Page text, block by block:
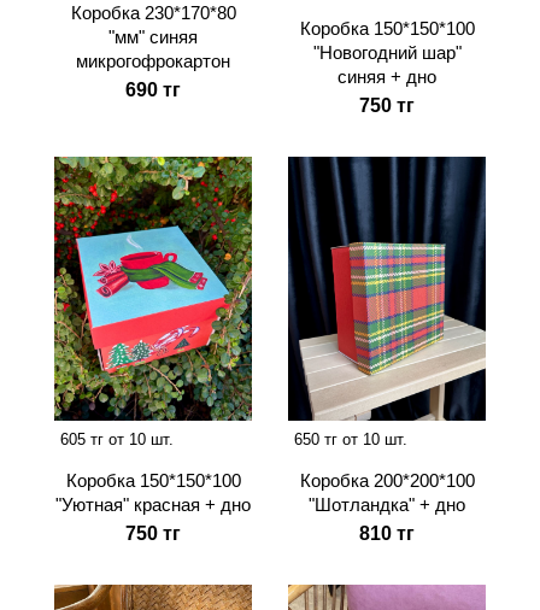
Коробка 230*170*80
"мм" синяя
микрогофрокартон
690 тг
Коробка 150*150*100
"Новогодний шар"
синяя + дно
750 тг
605 тг от 10 шт.
Коробка 150*150*100
"Уютная" красная + дно
750 тг
650 тг от 10 шт.
Коробка 200*200*100
"Шотландка" + дно
810 тг